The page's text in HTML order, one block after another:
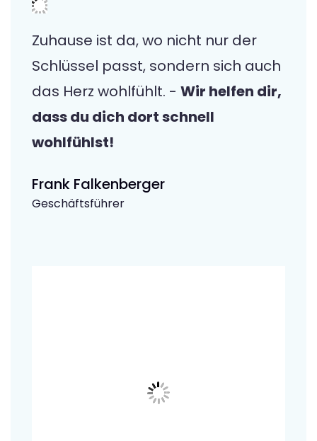
Zuhause ist da, wo nicht nur der
Schlüssel passt, sondern sich auch
das Herz wohlfühlt. - Wir helfen dir,
dass du dich dort schnell
wohlfühlst!
Frank Falkenberger
Geschäftsführer